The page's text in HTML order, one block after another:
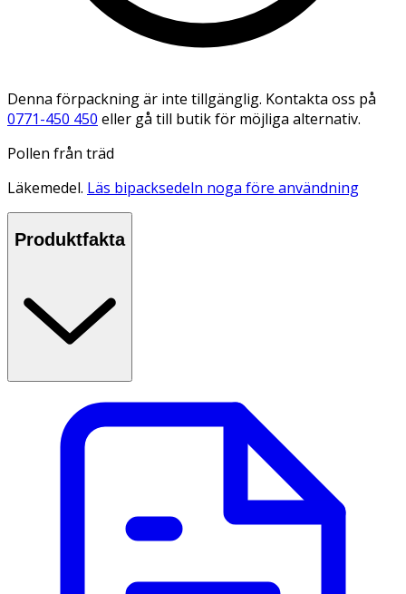
Denna förpackning är inte tillgänglig. Kontakta oss på
0771-450 450 eller gå till butik för möjliga alternativ.
Pollen från träd
Läkemedel. Läs bipacksedeln noga före användning
Produktfakta